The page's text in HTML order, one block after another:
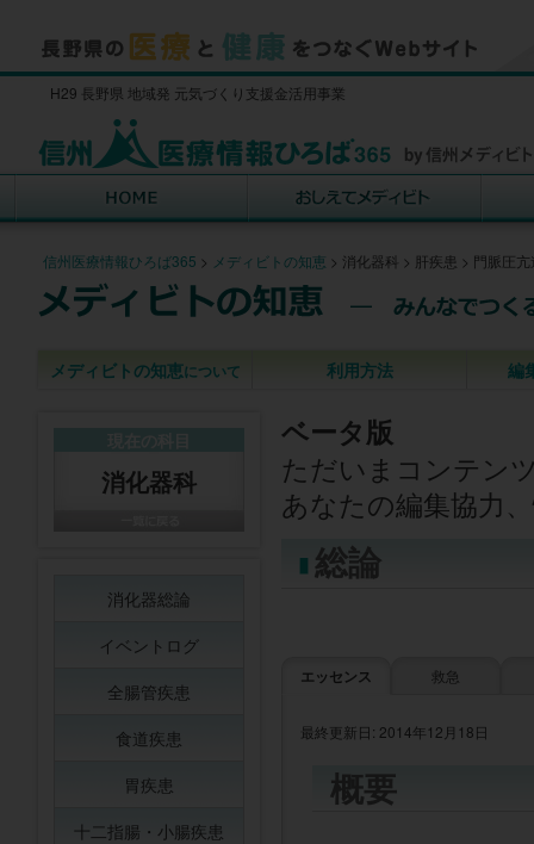
H29 長野県 地域発 元気づくり支援金活用事業
信州医療情報ひろば365 > メディビトの知恵 > 消化器科 > 肝疾患 > 門脈圧
メディビトの知恵について 利用方法 編
ベータ版
ただいまコンテン
あなたの編集協力
総論
エッセンス 救急
最終更新日: 2014年12月18日
概要
消化器科
消化器総論
イベントログ
全腸管疾患
食道疾患
胃疾患
十二指腸・小腸疾患